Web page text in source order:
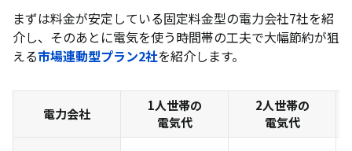
まずは料金が安定している固定料金型の電力会社7社を紹
介し、そのあとに電気を使う時間帯の工夫で大幅節約が狙
える市場連動型プラン2社を紹介します。
電力会社
1人世帯の
電気代
2人世帯の
電気代